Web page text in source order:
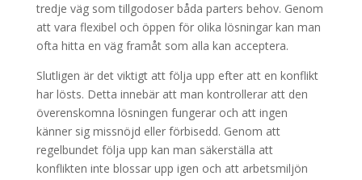
tredje väg som tillgodoser båda parters behov. Genom
att vara flexibel och öppen för olika lösningar kan man
ofta hitta en väg framåt som alla kan acceptera.
Slutligen är det viktigt att följa upp efter att en konflikt
har lösts. Detta innebär att man kontrollerar att den
överenskomna lösningen fungerar och att ingen
känner sig missnöjd eller förbisedd. Genom att
regelbundet följa upp kan man säkerställa att
konflikten inte blossar upp igen och att arbetsmiljön